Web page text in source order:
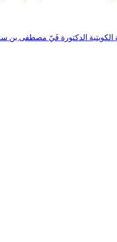
الكويتية الدكتورة فَيّ مصطفى